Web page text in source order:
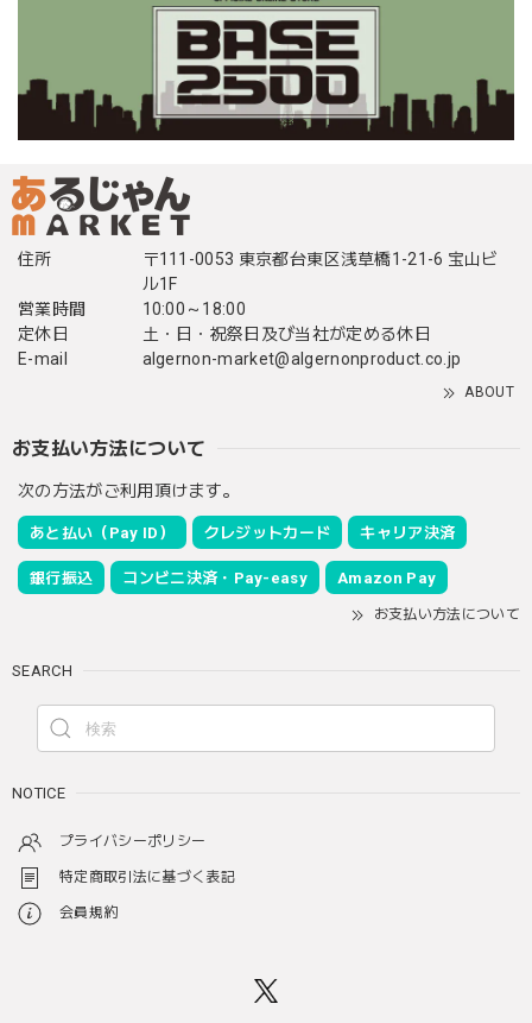
住所
〒111-0053 東京都台東区浅草橋1-21-6 宝山ビ
ル1F
営業時間
10:00～18:00
定休日
土・日・祝祭日及び当社が定める休日
E-mail
algernon-market@algernonproduct.co.jp
ABOUT
お支払い方法について
次の方法がご利用頂けます。
あと払い（Pay ID） クレジットカード キャリア決済
銀行振込 コンビニ決済・Pay-easy Amazon Pay
お支払い方法について
SEARCH
NOTICE
プライバシーポリシー
特定商取引法に基づく表記
会員規約